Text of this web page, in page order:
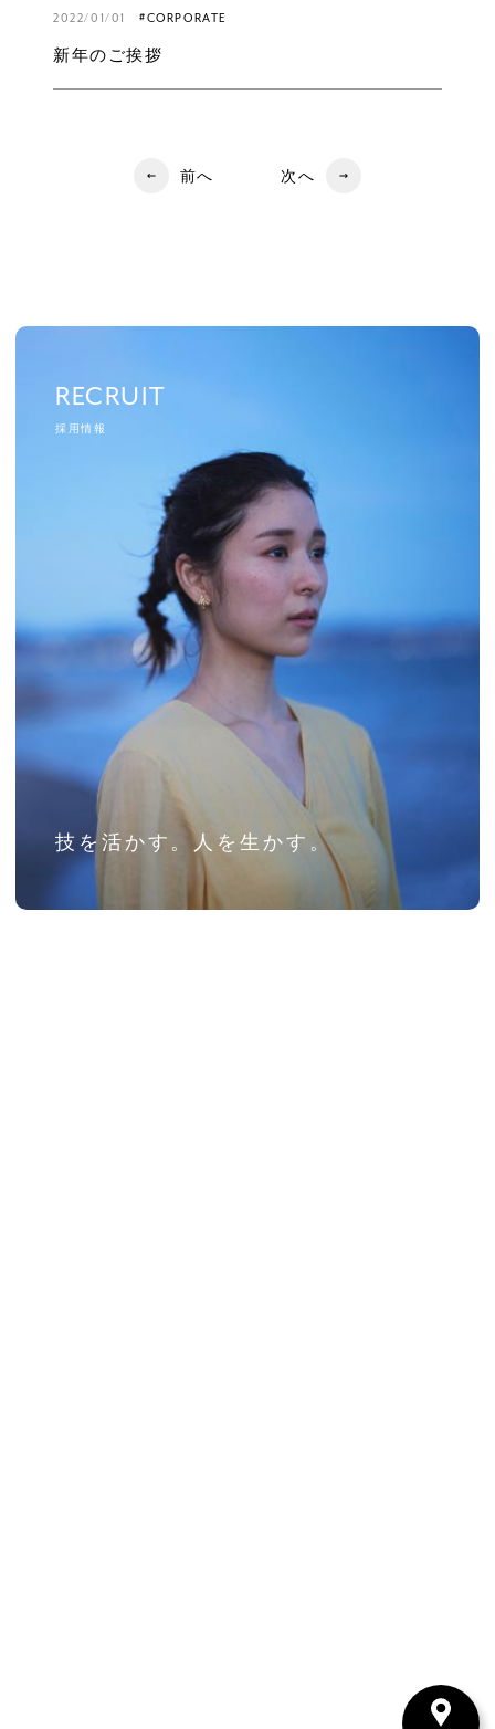
2022/01/01 #CORPORATE
新年のご挨拶
前へ 次へ
RECRUIT
採用情報
技を活かす。人を生かす。
RECRUIT